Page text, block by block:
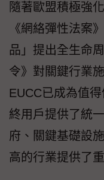
隨著歐盟積極強
《網絡彈性法案
品」提出全生命
令》對關鍵行業
EUCC已成為值
終用戶提供了統
府、關鍵基礎設
高的行業提供了